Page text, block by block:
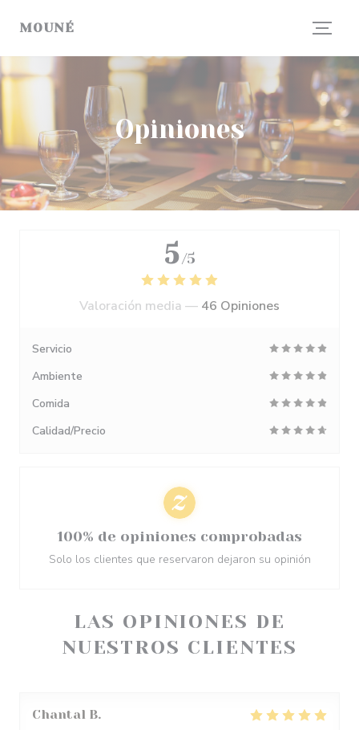
MOUNÉ
Opiniones
LAS OPINIONES DE
NUESTROS CLIENTES
Chantal B
5 /5
Valoración media — 46 Opiniones
Servicio
Ambiente
Comida
Calidad/Precio
100% de opiniones comprobadas
Solo los clientes que reservaron dejaron su opinión